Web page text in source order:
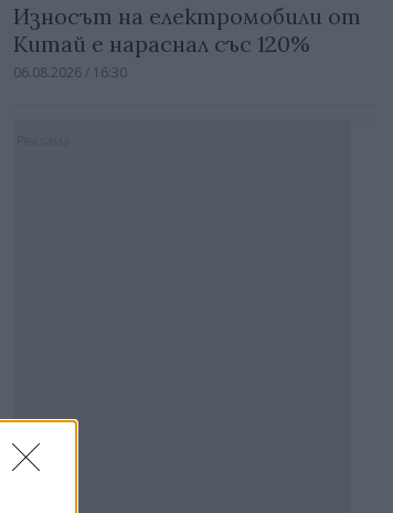
Износът на електромобили от
Китай е нараснал със 120%
06.08.2026 / 16:30